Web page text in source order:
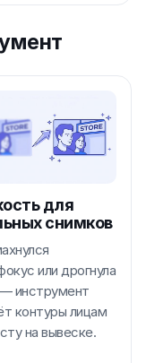
для
снимков
или дрогнула
инструмент
контуры лицам
на вывеске.